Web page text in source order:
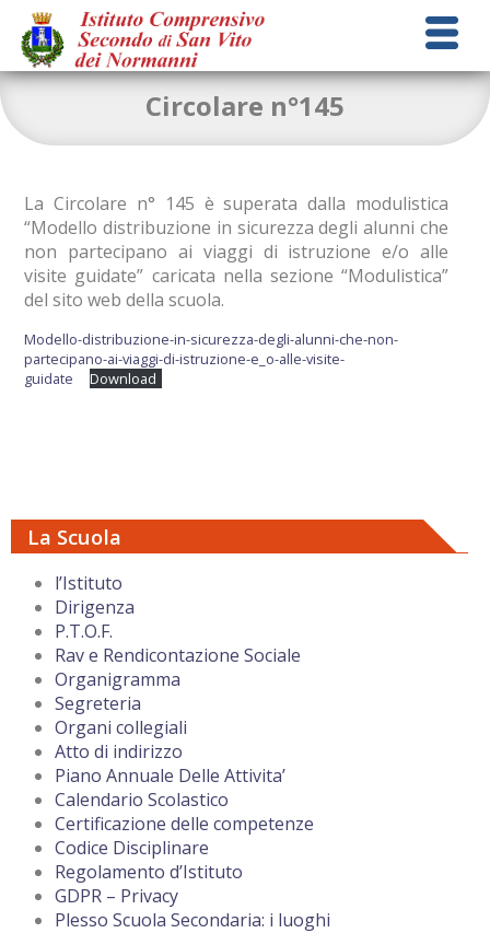
La Scuola
l’Istituto
Dirigenza
P.T.O.F.
Rav e Rendicontazione Sociale
Organigramma
Segreteria
Organi collegiali
Atto di indirizzo
Piano Annuale Delle Attivita’
Calendario Scolastico
Certificazione delle competenze
Codice Disciplinare
Regolamento d’Istituto
GDPR – Privacy
Plesso Scuola Secondaria: i luoghi
Circolare n°145
La Circolare n° 145 è superata dalla modulistica
“Modello distribuzione in sicurezza degli alunni che
non partecipano ai viaggi di istruzione e/o alle
visite guidate” caricata nella sezione “Modulistica”
del sito web della scuola.
Modello-distribuzione-in-sicurezza-degli-alunni-che-non-
partecipano-ai-viaggi-di-istruzione-e_o-alle-visite-
guidate
Download